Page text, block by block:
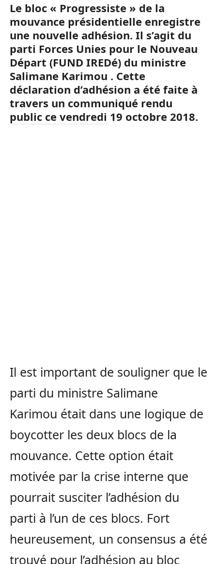
Le bloc « Progressiste » de la
mouvance présidentielle enregistre
une nouvelle adhésion. Il s’agit du
parti Forces Unies pour le Nouveau
Départ (FUND IREDé) du ministre
Salimane Karimou . Cette
déclaration d’adhésion a été faite à
travers un communiqué rendu
public ce vendredi 19 octobre 2018.
Il est important de souligner que le
parti du ministre Salimane
Karimou était dans une logique de
boycotter les deux blocs de la
mouvance. Cette option était
motivée par la crise interne que
pourrait susciter l’adhésion du
parti à l’un de ces blocs. Fort
heureusement, un consensus a été
trouvé pour l’adhésion au bloc